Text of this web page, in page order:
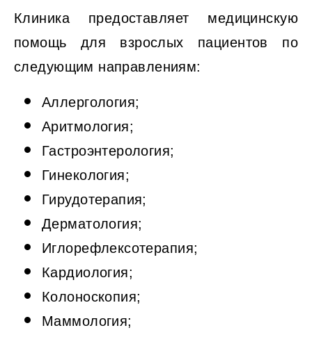
Клиника предоставляет медицинскую
помощь для взрослых пациентов по
следующим направлениям:
Аллергология;
Аритмология;
Гастроэнтерология;
Гинекология;
Гирудотерапия;
Дерматология;
Иглорефлексотерапия;
Кардиология;
Колоноскопия;
Маммология;